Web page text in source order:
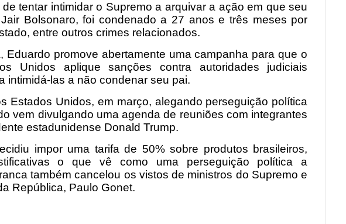
tentar intimidar o Supremo a arquivar a ação em que seu
Bolsonaro, foi condenado a 27 anos e três meses por
entre outros crimes relacionados.
Eduardo promove abertamente uma campanha para que o
Unidos aplique sanções contra autoridades judiciais
intimidá-las a não condenar seu pai.
Estados Unidos, em março, alegando perseguição política
vem divulgando uma agenda de reuniões com integrantes
estadunidense Donald Trump.
impor uma tarifa de 50% sobre produtos brasileiros,
o que vê como uma perseguição política a
também cancelou os vistos de ministros do Supremo e
República, Paulo Gonet.